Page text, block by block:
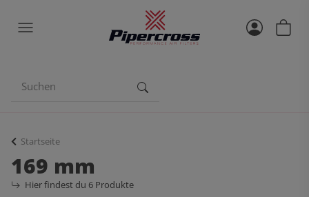
Startseite
169 mm
Hier findest du 6 Produkte